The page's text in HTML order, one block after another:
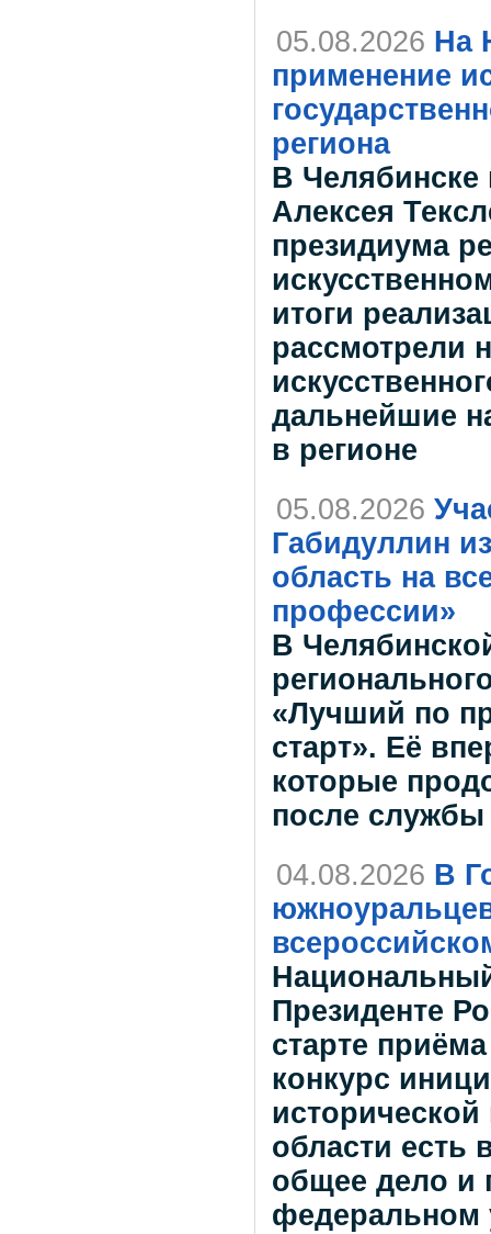
05.08.2026 На
применение
региона
В Челябинске
Алексея
президиума
итоги
рассмотрели
дальнейшие
в регионе
05.08.2026
Габидуллин
область на
профессии»
В
«Лучший по
старт». Её
которые
после службы
04.08.2026 В
Президенте
старте
конкурс
области есть
общее дело и
федеральном